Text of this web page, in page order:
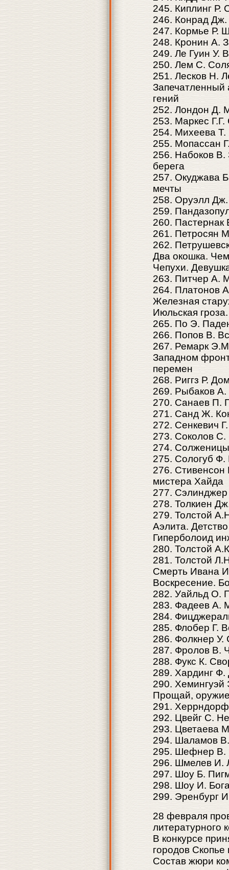
245. Киплинг Р.
246. Конрад
247. Кормье Р.
248. Кронин А.
249. Ле Гуин У.
250. Лем С.
251. Лесков Н.
Запечатленный
гений
252. Лондон Д.
253. Маркес
254. Михеева Т.
255. Мопассан
256. Набоков
берега
257. Окуджава
мечты
258. Оруэлл
259.
260. Пастернак
261. Петросян
262.
Два окошка.
Чепухи.
263. Питчер А.
264. Платонов
Железная
Июльская
265. По Э.
266. Попов В.
267. Ремарк
Западном
перемен
268. Риггз Р.
269. Рыбаков
270. Санаев П.
271. Санд Ж.
272. Сенкевич
273. Соколов С.
274.
275. Сологуб Ф.
276. Стивенсон
мистера Хайда
277.
278. Толкиен
279. Толстой
Аэлита.
Гиперболоид
280. Толстой
281. Толстой
Смерть Ивана
Воскресение.
282. Уайльд О.
283. Фадеев А.
284.
285. Флобер Г.
286. Фолкнер У.
287. Фролов В.
288. Фукс К.
289. Хардинг
290. Хемингуэй
Прощай,
291.
292. Цвейг С.
293. Цветаева
294. Шаламов
295. Шефнер В.
296. Шмелев И.
297. Шоу Б.
298. Шоу И.
299. Эренбург
28 февраля
литературного
В конкурсе
городов
Состав жюри